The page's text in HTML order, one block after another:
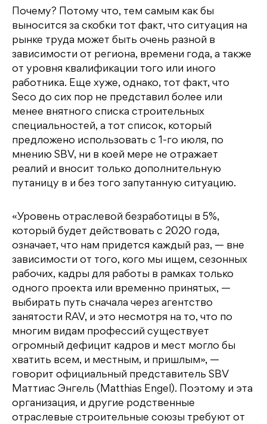
Почему? Потому что, тем самым как бы
выносится за скобки тот факт, что ситуация на
рынке труда может быть очень разной в
зависимости от региона, времени года, а также
от уровня квалификации того или иного
работника. Еще хуже, однако, тот факт, что
Seco до сих пор не представил более или
менее внятного списка строительных
специальностей, а тот список, который
предложено использовать с 1-го июля, по
мнению SBV, ни в коей мере не отражает
реалий и вносит только дополнительную
путаницу в и без того запутанную ситуацию.
«Уровень отраслевой безработицы в 5%,
который будет действовать с 2020 года,
означает, что нам придется каждый раз, — вне
зависимости от того, кого мы ищем, сезонных
рабочих, кадры для работы в рамках только
одного проекта или временно принятых, —
выбирать путь сначала через агентство
занятости RAV, и это несмотря на то, что по
многим видам профессий существует
огромный дефицит кадров и мест могло бы
хватить всем, и местным, и пришлым», —
говорит официальный представитель SBV
Маттиас Энгель (Matthias Engel). Поэтому и эта
организация, и другие родственные
отраслевые строительные союзы требуют от